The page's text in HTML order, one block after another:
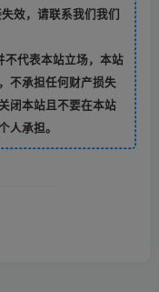
效，请联系我们我们
代表本站立场，本站
不承担任何财产损失
闭本站且不要在本站
人承担。